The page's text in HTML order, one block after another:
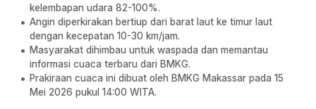
kelembapan udara 82-100%.
Angin diperkirakan bertiup dari barat laut ke timur laut
dengan kecepatan 10-30 km/jam.
Masyarakat dihimbau untuk waspada dan memantau
informasi cuaca terbaru dari BMKG.
Prakiraan cuaca ini dibuat oleh BMKG Makassar pada 15
Mei 2026 pukul 14:00 WITA.